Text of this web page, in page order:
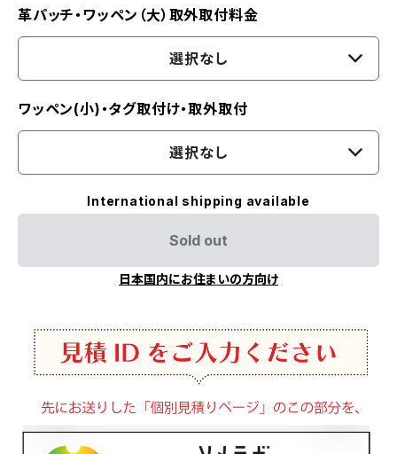
革パッチ・ワッペン（大）取外取付料金
選択なし
ワッペン(小)・タグ取付け・取外取付
選択なし
International shipping available
Sold out
日本国内にお住まいの方向け